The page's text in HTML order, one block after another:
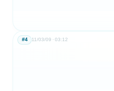
11/03/09 03:12
#4